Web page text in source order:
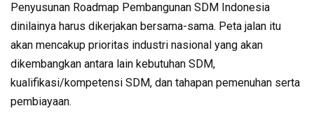
Penyusunan Roadmap Pembangunan SDM Indonesia
dinilainya harus dikerjakan bersama-sama. Peta jalan itu
akan mencakup prioritas industri nasional yang akan
dikembangkan antara lain kebutuhan SDM,
kualifikasi/kompetensi SDM, dan tahapan pemenuhan serta
pembiayaan.